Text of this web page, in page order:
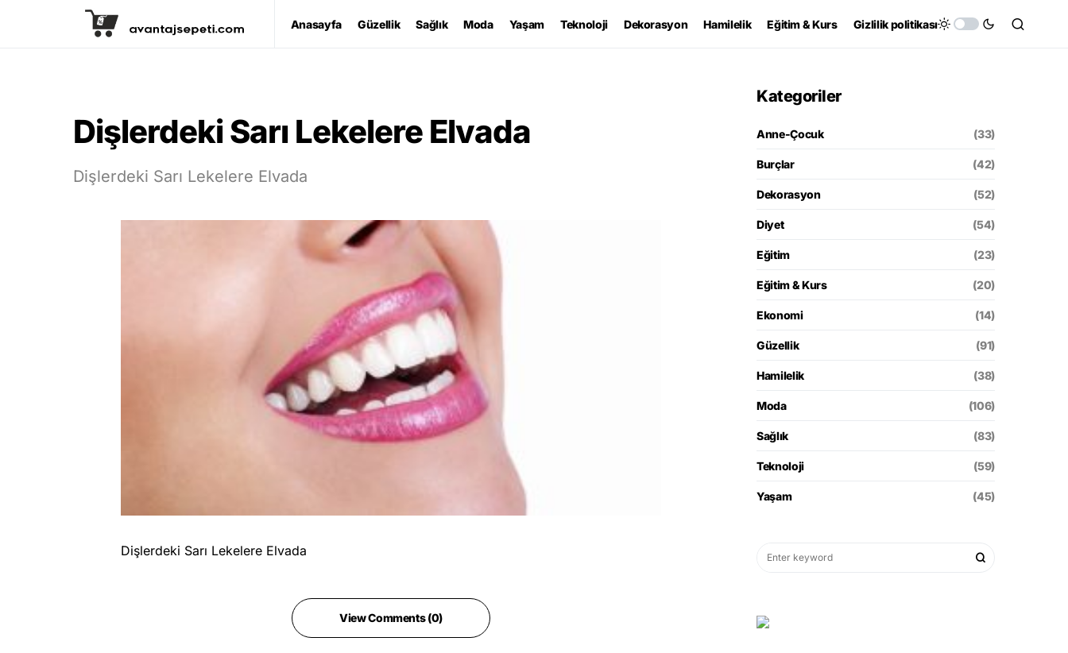
Anasayfa Güzellik Sağlık Moda Yaşam Teknoloji Dekorasyon Hamilelik Eğitim & Kurs Gizlilik politikası
Dişlerdeki Sarı Lekelere Elvada
Dişlerdeki Sarı Lekelere Elvada
Dişlerdeki Sarı Lekelere Elvada
View Comments (0)
Kategoriler
Anne-Çocuk (33)
Burçlar (42)
Dekorasyon (52)
Diyet (54)
Eğitim (23)
Eğitim & Kurs (20)
Ekonomi (14)
Güzellik (91)
Hamilelik (38)
Moda (106)
Sağlık (83)
Teknoloji (59)
Yaşam (45)